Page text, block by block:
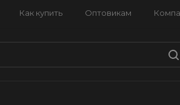
Как купить Оптовикам